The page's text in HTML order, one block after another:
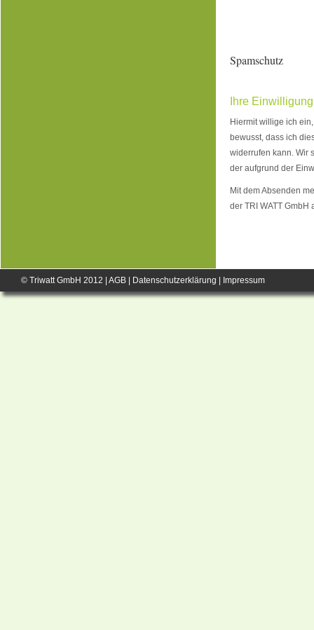
Spamschutz
Ihre
Hiermit willige ich
bewusst, dass ich
widerrufen kann. Wir
der aufgrund der
Mit dem Absenden
der TRI WATT GmbH
© Triwatt GmbH 2012 | AGB Datenschutzerklärung Impressum